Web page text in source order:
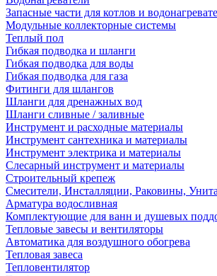
Запасные части для котлов и
Модульные коллекторные системы
Теплый пол
Гибкая подводка и шланги
Гибкая подводка для воды
Гибкая подводка для газа
Фитинги для шлангов
Шланги для дренажных вод
Шланги сливные / заливные
Инструмент и расходные материалы
Инструмент сантехника и материалы
Инструмент электрика и материалы
Слесарный инструмент и материалы
Строительный крепеж
Смесители, Инсталляции, Раковины,
Арматура водосливная
Комплектующие для ванн и душевых
Тепловые завесы и вентиляторы
Автоматика для воздушного обогрева
Тепловая завеса
Тепловентилятор